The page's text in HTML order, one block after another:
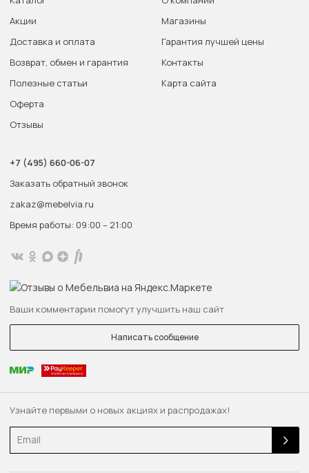
Узнайте первыми о новых акциях и распродажах!
Акции
Доставка и оплата
Возврат, обмен и гарантия
Полезные статьи
Оферта
Отзывы
Магазины
Гарантия лучшей цены
Контакты
Карта сайта
+7 (495) 660-06-07
Заказать обратный звонок
zakaz@mebelvia.ru
Время работы: 09:00 – 21:00
Ваши комментарии помогут улучшить наш сайт
Написать сообщение